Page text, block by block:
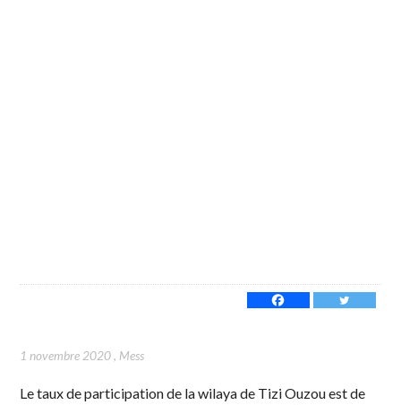
1 novembre 2020, Mess
Le taux de participation de la wilaya de Tizi Ouzou est de